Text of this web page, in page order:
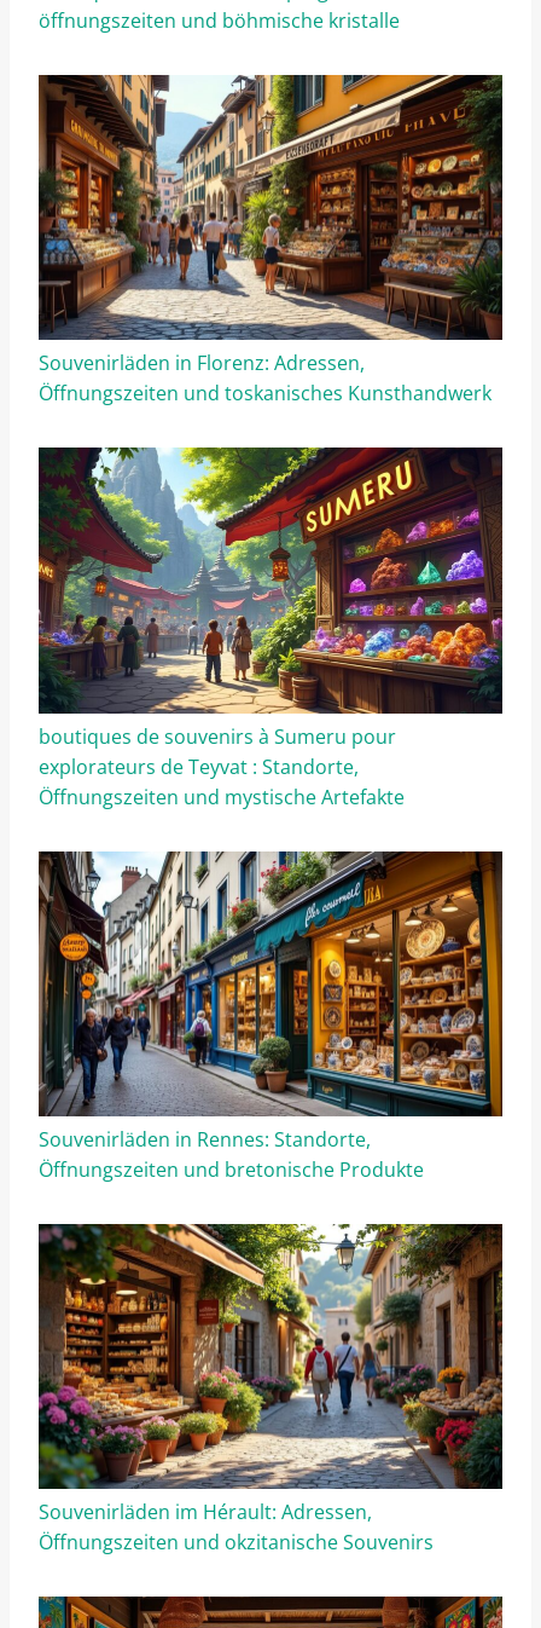
öffnungszeiten und böhmische kristalle
Souvenirläden in Florenz: Adressen,
Öffnungszeiten und toskanisches Kunsthandwerk
boutiques de souvenirs à Sumeru pour
explorateurs de Teyvat : Standorte,
Öffnungszeiten und mystische Artefakte
Souvenirläden in Rennes: Standorte,
Öffnungszeiten und bretonische Produkte
Souvenirläden im Hérault: Adressen,
Öffnungszeiten und okzitanische Souvenirs